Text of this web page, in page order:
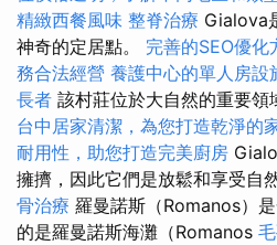
精緻西餐風味 整脊治療 Gialova
神奇的定居點。 完善的SEO優化
務合法經營 養護中心的單人房設
長者 該村莊位於大自然的重要領
台中居家清潔，為您打造乾淨的
耐用性，助您打造完美廚房
擁擠，因此它們是放鬆和享受自
骨治療 羅曼諾斯（Romanos）
的是羅曼諾斯海灘（Romanos